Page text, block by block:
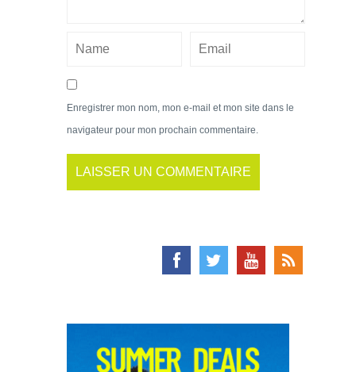
Enregistrer mon nom, mon e-mail et mon site dans le
navigateur pour mon prochain commentaire.